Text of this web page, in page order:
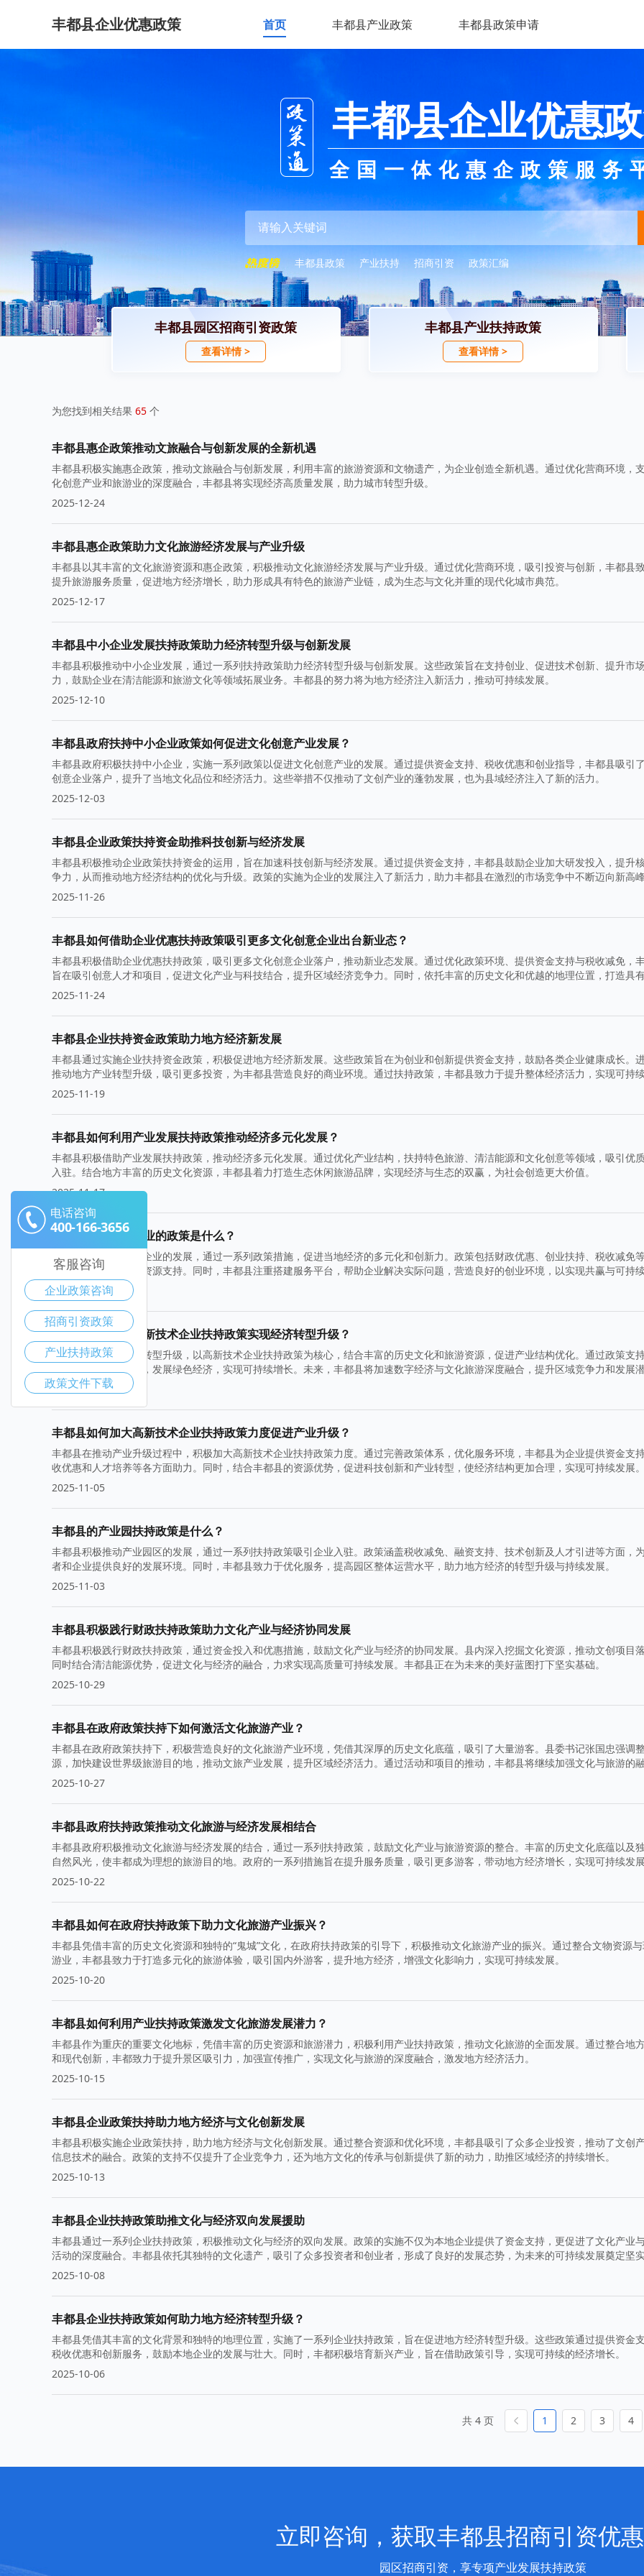
丰都县企业优惠政策 首页 丰都县产业政策 丰都县政策申请
丰都县企业优惠
全国一体化惠企政策服务
丰都县政策 产业扶持 招商引资 政策汇编
丰都县园区招商引资政策
查看详情 >
丰都县产业扶持政策
查看详情 >
为您找到相关结果 65 个
丰都县惠企政策推动文旅融合与创新发展的全新机遇
丰都县积极实施惠企政策，推动文旅融合与创新发展，利用丰富的旅游资源和文物遗产，为企业创造全新机遇。通过优化营商环境，
化创意产业和旅游业的深度融合，丰都县将实现经济高质量发展，助力城市转型升级。
2025-12-24
丰都县惠企政策助力文化旅游经济发展与产业升级
丰都县以其丰富的文化旅游资源和惠企政策，积极推动文化旅游经济发展与产业升级。通过优化营商环境，吸引投资与创新，丰都县
提升旅游服务质量，促进地方经济增长，助力形成具有特色的旅游产业链，成为生态与文化并重的现代化城市典范。
2025-12-17
丰都县中小企业发展扶持政策助力经济转型升级与创新发展
丰都县积极推动中小企业发展，通过一系列扶持政策助力经济转型升级与创新发展。这些政策旨在支持创业、促进技术创新、提升市
力，鼓励企业在清洁能源和旅游文化等领域拓展业务。丰都县的努力将为地方经济注入新活力，推动可持续发展。
2025-12-10
丰都县政府扶持中小企业政策如何促进文化创意产业发展？
丰都县政府积极扶持中小企业，实施一系列政策以促进文化创意产业的发展。通过提供资金支持、税收优惠和创业指导，丰都县吸引
创意企业落户，提升了当地文化品位和经济活力。这些举措不仅推动了文创产业的蓬勃发展，也为县域经济注入了新的活力。
2025-12-03
丰都县企业政策扶持资金助推科技创新与经济发展
丰都县积极推动企业政策扶持资金的运用，旨在加速科技创新与经济发展。通过提供资金支持，丰都县鼓励企业加大研发投入，提升
争力，从而推动地方经济结构的优化与升级。政策的实施为企业的发展注入了新活力，助力丰都县在激烈的市场竞争中不断迈向新高峰
2025-11-26
丰都县如何借助企业优惠扶持政策吸引更多文化创意企业出台新业态？
丰都县积极借助企业优惠扶持政策，吸引更多文化创意企业落户，推动新业态发展。通过优化政策环境、提供资金支持与税收减免，
旨在吸引创意人才和项目，促进文化产业与科技结合，提升区域经济竞争力。同时，依托丰富的历史文化和优越的地理位置，打造具
的文创生态圈。
2025-11-24
丰都县企业扶持资金政策助力地方经济新发展
丰都县通过实施企业扶持资金政策，积极促进地方经济新发展。这些政策旨在为创业和创新提供资金支持，鼓励各类企业健康成长。
推动地方产业转型升级，吸引更多投资，为丰都县营造良好的商业环境。通过扶持政策，丰都县致力于提升整体经济活力，实现可持
展。
2025-11-19
丰都县如何利用产业发展扶持政策推动经济多元化发展？
丰都县积极借助产业发展扶持政策，推动经济多元化发展。通过优化产业结构，扶持特色旅游、清洁能源和文化创意等领域，吸引优
入驻。结合地方丰富的历史文化资源，丰都县着力打造生态休闲旅游品牌，实现经济与生态的双赢，为社会创造更大价值。
2025-11-17
丰都县扶持小微企业的政策是什么？
丰都县积极扶持小微企业的发展，通过一系列政策措施，促进当地经济的多元化和创新力。政策包括财政优惠、创业扶持、税收减免
小微企业提供资金和资源支持。同时，丰都县注重搭建服务平台，帮助企业解决实际问题，营造良好的创业环境，以实现共赢与可持
展。
2025-11-12
丰都县如何通过高新技术企业扶持政策实现经济转型升级？
丰都县积极推动经济转型升级，以高新技术企业扶持政策为核心，结合丰富的历史文化和旅游资源，促进产业结构优化。通过政策支
引更多创新企业落户，发展绿色经济，实现可持续增长。未来，丰都县将加速数字经济与文化旅游深度融合，提升区域竞争力和发展潜
2025-11-10
丰都县如何加大高新技术企业扶持政策力度促进产业升级？
丰都县在推动产业升级过程中，积极加大高新技术企业扶持政策力度。通过完善政策体系，优化服务环境，丰都县为企业提供资金支
收优惠和人才培养等各方面助力。同时，结合丰都县的资源优势，促进科技创新和产业转型，使经济结构更加合理，实现可持续发展。
2025-11-05
丰都县的产业园扶持政策是什么？
丰都县积极推动产业园区的发展，通过一系列扶持政策吸引企业入驻。政策涵盖税收减免、融资支持、技术创新及人才引进等方面，
者和企业提供良好的发展环境。同时，丰都县致力于优化服务，提高园区整体运营水平，助力地方经济的转型升级与持续发展。
2025-11-03
丰都县积极践行财政扶持政策助力文化产业与经济协同发展
丰都县积极践行财政扶持政策，通过资金投入和优惠措施，鼓励文化产业与经济的协同发展。县内深入挖掘文化资源，推动文创项目落
同时结合清洁能源优势，促进文化与经济的融合，力求实现高质量可持续发展。丰都县正在为未来的美好蓝图打下坚实基础。
2025-10-29
丰都县在政府政策扶持下如何激活文化旅游产业？
丰都县在政府政策扶持下，积极营造良好的文化旅游产业环境，凭借其深厚的历史文化底蕴，吸引了大量游客。县委书记张国忠强调
源，加快建设世界级旅游目的地，推动文旅产业发展，提升区域经济活力。通过活动和项目的推动，丰都县将继续加强文化与旅游的融
实现可持续发展。
2025-10-27
丰都县政府扶持政策推动文化旅游与经济发展相结合
丰都县政府积极推动文化旅游与经济发展的结合，通过一系列扶持政策，鼓励文化产业与旅游资源的整合。丰富的历史文化底蕴以及
自然风光，使丰都成为理想的旅游目的地。政府的一系列措施旨在提升服务质量，吸引更多游客，带动地方经济增长，实现可持续发展
2025-10-22
丰都县如何在政府扶持政策下助力文化旅游产业振兴？
丰都县凭借丰富的历史文化资源和独特的“鬼城”文化，在政府扶持政策的引导下，积极推动文化旅游产业的振兴。通过整合文物资源
游业，丰都县致力于打造多元化的旅游体验，吸引国内外游客，提升地方经济，增强文化影响力，实现可持续发展。
2025-10-20
丰都县如何利用产业扶持政策激发文化旅游发展潜力？
丰都县作为重庆的重要文化地标，凭借丰富的历史资源和旅游潜力，积极利用产业扶持政策，推动文化旅游的全面发展。通过整合地
和现代创新，丰都致力于提升景区吸引力，加强宣传推广，实现文化与旅游的深度融合，激发地方经济活力。
2025-10-15
丰都县企业政策扶持助力地方经济与文化创新发展
丰都县积极实施企业政策扶持，助力地方经济与文化创新发展。通过整合资源和优化环境，丰都县吸引了众多企业投资，推动了文创
信息技术的融合。政策的支持不仅提升了企业竞争力，还为地方文化的传承与创新提供了新的动力，助推区域经济的持续增长。
2025-10-13
丰都县企业扶持政策助推文化与经济双向发展援助
丰都县通过一系列企业扶持政策，积极推动文化与经济的双向发展。政策的实施不仅为本地企业提供了资金支持，更促进了文化产业
活动的深度融合。丰都县依托其独特的文化遗产，吸引了众多投资者和创业者，形成了良好的发展态势，为未来的可持续发展奠定坚
础。
2025-10-08
丰都县企业扶持政策如何助力地方经济转型升级？
丰都县凭借其丰富的文化背景和独特的地理位置，实施了一系列企业扶持政策，旨在促进地方经济转型升级。这些政策通过提供资金支
税收优惠和创新服务，鼓励本地企业的发展与壮大。同时，丰都积极培育新兴产业，旨在借助政策引导，实现可持续的经济增长。
2025-10-06
共 4 页 1 2 3 4
电话咨询
400-166-3656
客服咨询
企业政策咨询
招商引资政策
产业扶持政策
政策文件下载
立即咨询，获取丰都县招商引资优
园区招商引资，享专项产业发展扶持政策